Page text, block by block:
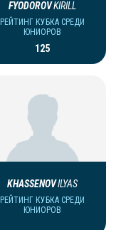
FYODOROVKIRILL
РЕЙТИНГ КУБКА СРЕДИ
ЮНИОРОВ
125
KHASSENOVILYAS
РЕЙТИНГ КУБКА СРЕДИ
ЮНИОРОВ